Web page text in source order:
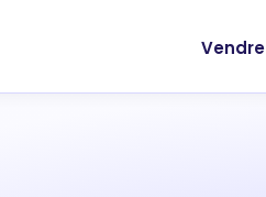
Vendre